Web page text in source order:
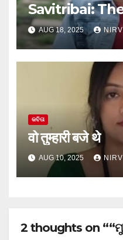
Savitribai:
AUG 18, 2025
କବିତା
वो तुम्हारी बजे थे
AUG 10, 2025
2 thoughts on